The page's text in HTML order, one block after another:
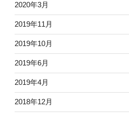
2020年3月
2019年11月
2019年10月
2019年6月
2019年4月
2018年12月